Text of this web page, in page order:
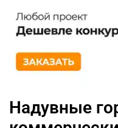
Надувные